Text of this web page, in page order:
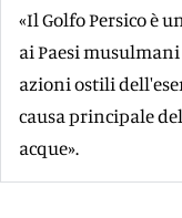
«Il Golfo Persico è
ai Paesi
azioni ostili
causa principale
acque».